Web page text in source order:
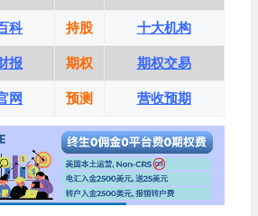
科 持股 十大机构
报 期权 期权交易
网 预测 营收预期